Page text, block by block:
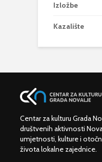
Izložbe
Kazalište
Centar za kulturu Grada
društvenih aktivnosti
umjetnosti, kulture i
života lokalne zajednice.